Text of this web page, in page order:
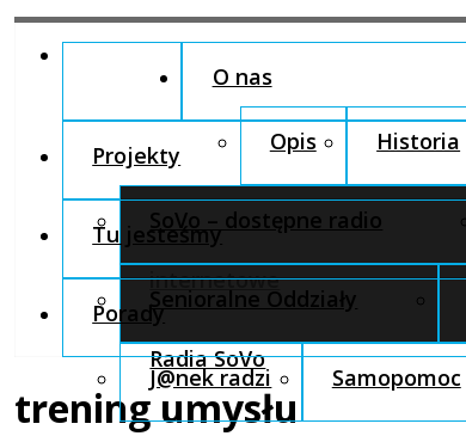
content
O nas
Opis Historia
Projekty
SoVo – dostępne radio
internetowe
Tu jesteśmy
Senioralne Oddziały
Radia SoVo
Porady
J@nek radzi Samopomoc
trening umysłu